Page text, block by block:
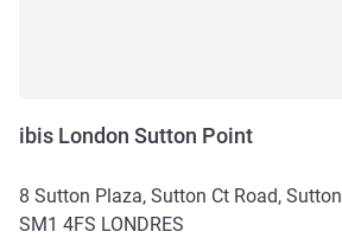
ibis London Sutton Point
8 Sutton Plaza, Sutton Ct Road, Sutton
SM1 4FS LONDRES